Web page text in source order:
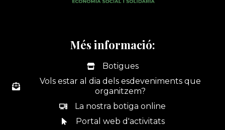
Més informació:
Botigues
Vols estar al dia dels esdeveniments que
organitzem?
La nostra botiga online
Portal web d'activitats